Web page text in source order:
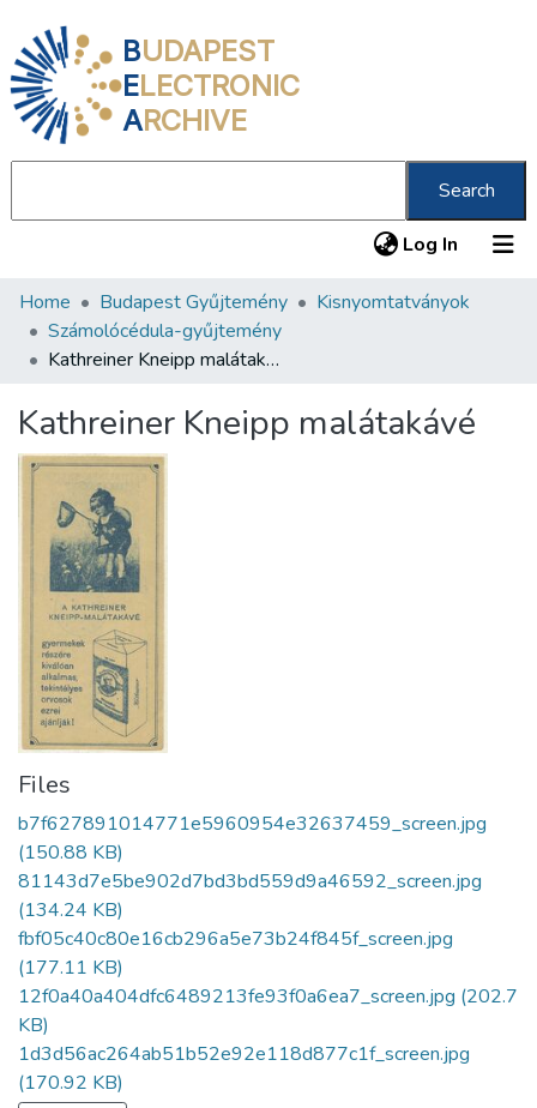
BUDAPEST
ELECTRONIC
ARCHIVE
Search
Log In (current)
Communities & Collections
All of DSpace
About us
Home Budapest Gyűjtemény
Kisnyomtatványok
Számolócédula-gyűjtemény
Kathreiner Kneipp malátakávé
Kathreiner Kneipp malátakávé
Files
b7f627891014771e5960954e32637459_screen.jpg
(150.88 KB)
81143d7e5be902d7bd3bd559d9a46592_screen.jpg
(134.24 KB)
fbf05c40c80e16cb296a5e73b24f845f_screen.jpg
(177.11 KB)
12f0a40a404dfc6489213fe93f0a6ea7_screen.jpg (202.7
KB)
1d3d56ac264ab51b52e92e118d877c1f_screen.jpg
(170.92 KB)